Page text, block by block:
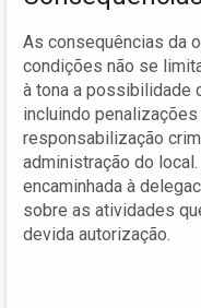
As consequências da
condições não se
à tona a possibilidade
incluindo
responsabilização
administração do
encaminhada à
sobre as atividades
devida autorização.